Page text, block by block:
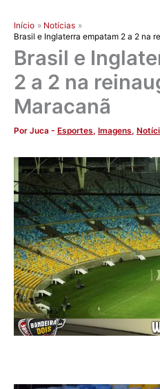
Início
Notícias
Brasil e Inglaterra empatam 2 a 2 na
Brasil e
2 a 2 na
Maracanã
Por Juca - Esportes, Imagens,